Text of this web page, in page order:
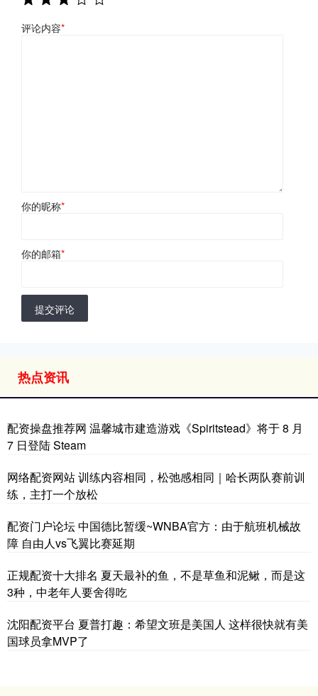
评论内容*
你的昵称*
你的邮箱*
提交评论
热点资讯
配资操盘推荐网 温馨城市建造游戏《Spiritstead》将于 8 月
7 日登陆 Steam
网络配资网站 训练内容相同，松弛感相同｜哈长两队赛前训
练，主打一个放松
配资门户论坛 中国德比暂缓~WNBA官方：由于航班机械故
障 自由人vs飞翼比赛延期
正规配资十大排名 夏天最补的鱼，不是草鱼和泥鳅，而是这
3种，中老年人要舍得吃
沈阳配资平台 夏普打趣：希望文班是美国人 这样很快就有美
国球员拿MVP了